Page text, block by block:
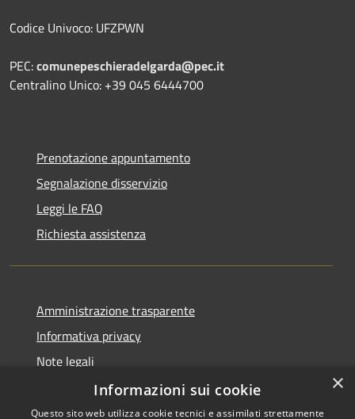
Codice Univoco: UFZPWN
PEC:comunepeschieradelgarda@pec.it
Centralino Unico: +39 045 6444700
Prenotazione appuntamento
Segnalazione disservizio
Leggi le FAQ
Richiesta assistenza
Amministrazione trasparente
Informativa privacy
Note legali
Dichiarazione di accessibilità
×
Informazioni sui cookie
Questo sito web utilizza cookie tecnici e assimilati strettamente